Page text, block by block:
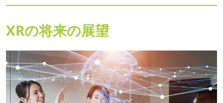
XRの将来の展望